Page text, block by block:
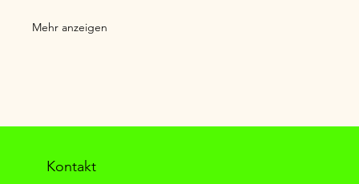
Mehr anzeigen
Kontakt